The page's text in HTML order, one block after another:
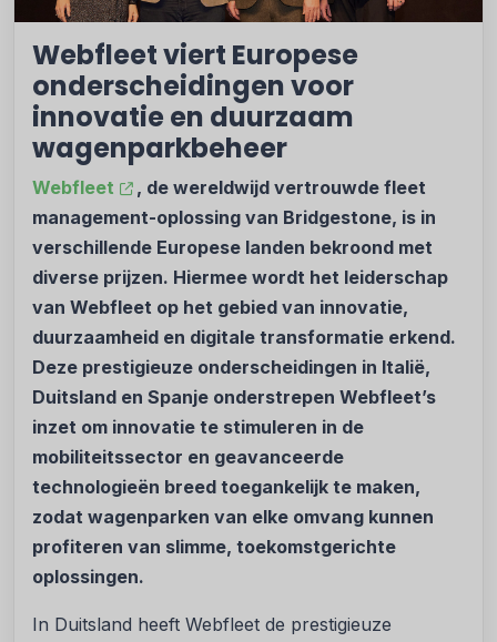
Webfleet viert Europese
onderscheidingen voor
innovatie en duurzaam
wagenparkbeheer
Webfleet
, de wereldwijd vertrouwde fleet
management-oplossing van Bridgestone, is in
verschillende Europese landen bekroond met
diverse prijzen. Hiermee wordt het leiderschap
van Webfleet op het gebied van innovatie,
duurzaamheid en digitale transformatie erkend.
Deze prestigieuze onderscheidingen in Italië,
Duitsland en Spanje onderstrepen Webfleet’s
inzet om innovatie te stimuleren in de
mobiliteitssector en geavanceerde
technologieën breed toegankelijk te maken,
zodat wagenparken van elke omvang kunnen
profiteren van slimme, toekomstgerichte
oplossingen.
In Duitsland heeft Webfleet de prestigieuze